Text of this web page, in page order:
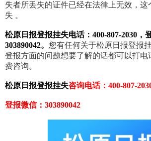
失者所丢失的证件已经在法律上无效，这
失 。
松原日报登报挂失电话：400-807-2030，
303890042。 您有任何关于松原日报登报
登报方面的问题想要了解的话都可以打电
费咨询。
松原日报登报挂失咨询电话：400-807-
登报微信：303890042